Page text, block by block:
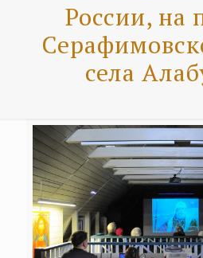
России, на
села